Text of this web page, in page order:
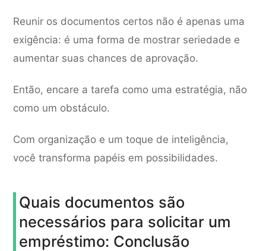
Reunir os documentos certos não é apenas uma
exigência: é uma forma de mostrar seriedade e
aumentar suas chances de aprovação.
Então, encare a tarefa como uma estratégia, não
como um obstáculo.
Com organização e um toque de inteligência,
você transforma papéis em possibilidades.
Quais documentos são
necessários para solicitar um
empréstimo: Conclusão